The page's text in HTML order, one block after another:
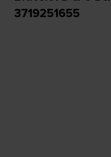
3719251655